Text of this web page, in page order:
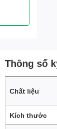
Thông số
Chất liệu
Kích thước